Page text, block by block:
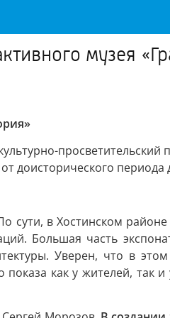
музея
просветительский
доисторического периода
сути, в Хостинском
Большая часть
Уверен, что в
как у жителей, так и